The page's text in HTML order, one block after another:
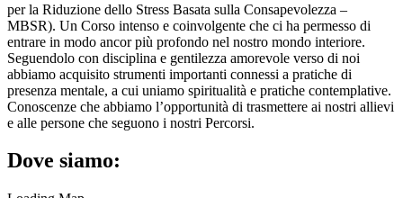
per la Riduzione dello Stress Basata sulla Consapevolezza –
MBSR). Un Corso intenso e coinvolgente che ci ha permesso di
entrare in modo ancor più profondo nel nostro mondo interiore.
Seguendolo con disciplina e gentilezza amorevole verso di noi
abbiamo acquisito strumenti importanti connessi a pratiche di
presenza mentale, a cui uniamo spiritualità e pratiche contemplative.
Conoscenze che abbiamo l’opportunità di trasmettere ai nostri allievi
e alle persone che seguono i nostri Percorsi.
Dove siamo: